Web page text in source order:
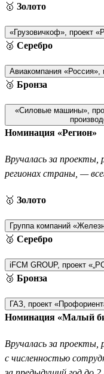
🥇 Золото
«Грузовичкоф», проект
🥈 Серебро
Авиакомпания «Россия»,
🥉 Бронза
«Силовые машины»,
Номинация «Регион»
Вручалась за проекты,
регионах страны, —
🥇 Золото
Группа компаний
🥈 Серебро
iFCM GROUP, проект
🥉 Бронза
ГАЗ, проект
Номинация «Малый
Вручалась за проекты,
с численностью